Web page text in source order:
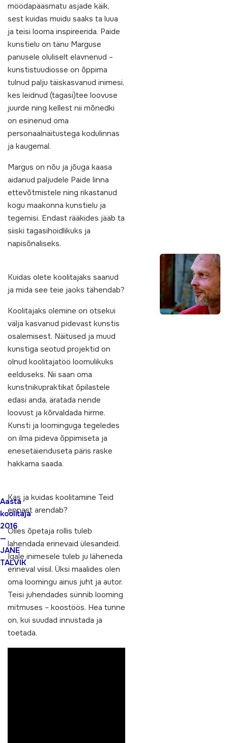
Aasta
koolitaja
2016
—
JANE
TALVIK
möödapääsmatu asjade käik,
sest kuidas muidu saaks ta luua
ja teisi looma inspireerida. Paide
kunstielu on tänu Marguse
panusele oluliselt elavnenud –
kunstistuudiosse on õppima
tulnud palju täiskasvanud inimesi,
kes leidnud (tagasi)tee loovuse
juurde ning kellest nii mõnedki
on esinenud oma
personaalnäitustega kodulinnas
ja kaugemal.
Margus on nõu ja jõuga kaasa
aidanud paljudele Paide linna
ettevõtmistele ning rikastanud
kogu maakonna kunstielu ja
tegemisi. Endast rääkides jääb ta
siiski tagasihoidlikuks ja
napisõnaliseks.
Kuidas olete koolitajaks saanud
ja mida see teie jaoks tähendab?
Koolitajaks olemine on otsekui
välja kasvanud pidevast kunstis
osalemisest. Näitused ja muud
kunstiga seotud projektid on
olnud koolitajatöö loomulikuks
eelduseks. Nii saan oma
kunstnikupraktikat õpilastele
edasi anda, äratada nende
loovust ja kõrvaldada hirme.
Kunsti ja loominguga tegeledes
on ilma pideva õppimiseta ja
enesetäienduseta päris raske
hakkama saada.
Kas ja kuidas koolitamine Teid
ennast arendab?
Olles õpetaja rollis tuleb
lahendada erinevaid ülesandeid.
Igale inimesele tuleb ju läheneda
erineval viisil. Üksi maalides olen
oma loomingu ainus juht ja autor.
Teisi juhendades sünnib looming
mitmuses – koostöös. Hea tunne
on, kui suudad innustada ja
toetada.